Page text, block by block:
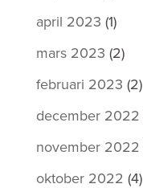
april 2023 (1)
mars 2023 (2)
februari 2023 (2)
december 2022
november 2022
oktober 2022 (4)